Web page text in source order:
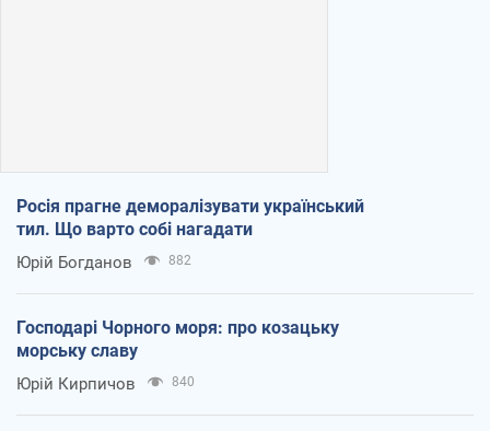
Росія прагне деморалізувати український
тил. Що варто собі нагадати
Юрій Богданов 882
Господарі Чорного моря: про козацьку
морську славу
Юрій Кирпичов 840